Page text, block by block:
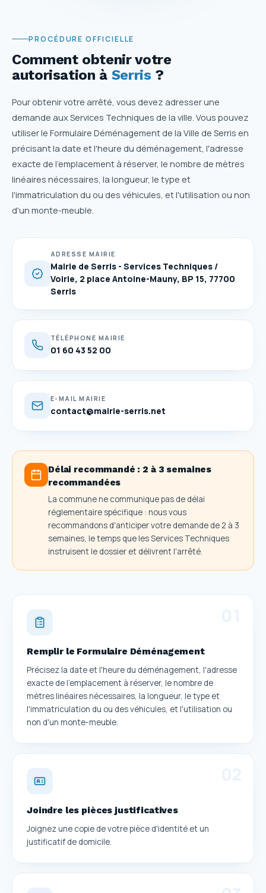
PROCÉDURE OFFICIELLE
Comment obtenir votre
autorisation à Serris ?
Pour obtenir votre arrêté, vous devez adresser une
demande aux Services Techniques de la ville. Vous pouvez
utiliser le Formulaire Déménagement de la Ville de Serris en
précisant la date et l'heure du déménagement, l'adresse
exacte de l'emplacement à réserver, le nombre de mètres
linéaires nécessaires, la longueur, le type et
l'immatriculation du ou des véhicules, et l'utilisation ou non
d'un monte-meuble.
ADRESSE MAIRIE
Mairie de Serris - Services Techniques /
Voirie, 2 place Antoine-Mauny, BP 15, 77700
Serris
TÉLÉPHONE MAIRIE
01 60 43 52 00
E-MAIL MAIRIE
contact@mairie-serris.net
Délai recommandé : 2 à 3 semaines
recommandées
La commune ne communique pas de délai
réglementaire spécifique : nous vous
recommandons d'anticiper votre demande de 2 à 3
semaines, le temps que les Services Techniques
instruisent le dossier et délivrent l'arrêté.
Remplir le Formulaire Déménagement
Précisez la date et l'heure du déménagement, l'adresse
exacte de l'emplacement à réserver, le nombre de
mètres linéaires nécessaires, la longueur, le type et
l'immatriculation du ou des véhicules, et l'utilisation ou
non d'un monte-meuble.
Joindre les pièces justificatives
Joignez une copie de votre pièce d'identité et un
justificatif de domicile.